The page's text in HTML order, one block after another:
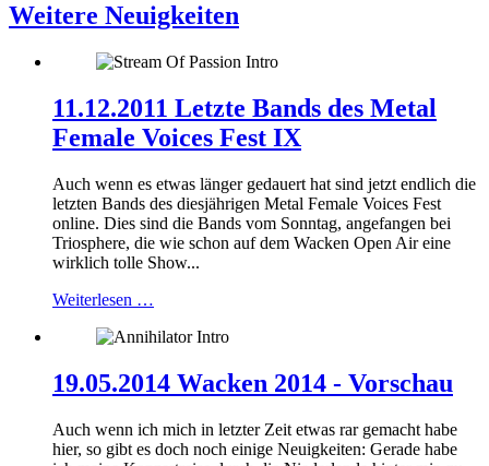
Weitere Neuigkeiten
11.12.2011 Letzte Bands des Metal
Female Voices Fest IX
Auch wenn es etwas länger gedauert hat sind jetzt endlich die
letzten Bands des diesjährigen Metal Female Voices Fest
online. Dies sind die Bands vom Sonntag, angefangen bei
Triosphere, die wie schon auf dem Wacken Open Air eine
wirklich tolle Show...
Weiterlesen …
19.05.2014 Wacken 2014 - Vorschau
Auch wenn ich mich in letzter Zeit etwas rar gemacht habe
hier, so gibt es doch noch einige Neuigkeiten: Gerade habe